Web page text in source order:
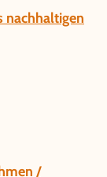
nachhaltigen
/